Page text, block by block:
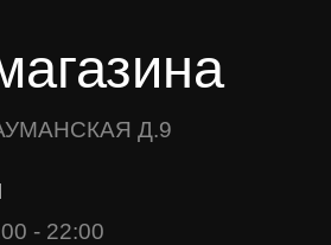
Д.9
- 22:00